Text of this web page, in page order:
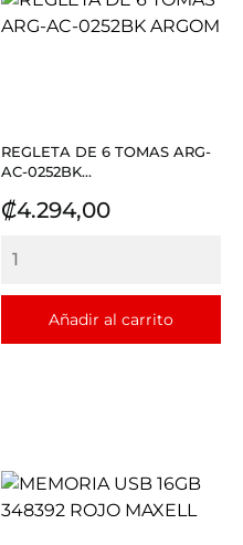
REGLETA DE 6 TOMAS ARG-
AC-0252BK...
Precio
₡4.294,00
Añadir al carrito